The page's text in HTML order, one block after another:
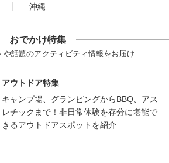
沖縄
おでかけ特集
や話題のアクティビティ情報をお届け
アウトドア特集
キャンプ場、グランピングからBBQ、アス
レチックまで！非日常体験を存分に堪能で
きるアウトドアスポットを紹介